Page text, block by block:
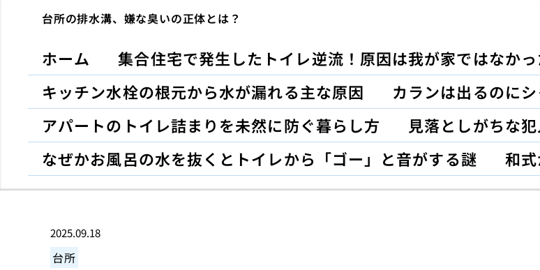
台所の排水溝、嫌な臭いの正体とは？
ホーム
集合住宅で発生したトイレ逆流！原因は我が家ではなかっ
キッチン水栓の根元から水が漏れる主な原因
カランは出るのに
アパートのトイレ詰まりを未然に防ぐ暮らし方
見落としがちな
なぜかお風呂の水を抜くとトイレから「ゴー」と音がする謎
和
2025.09.18
台所